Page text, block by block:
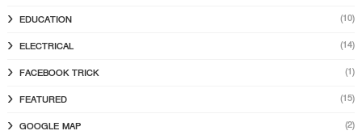
EDUCATION (10)
ELECTRICAL (14)
FACEBOOK TRICK (1)
FEATURED (15)
GOOGLE MAP (2)